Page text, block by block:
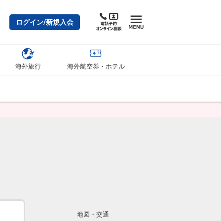
ログイン/新規入会
海外旅行 海外航空券・ホテル
地図・交通